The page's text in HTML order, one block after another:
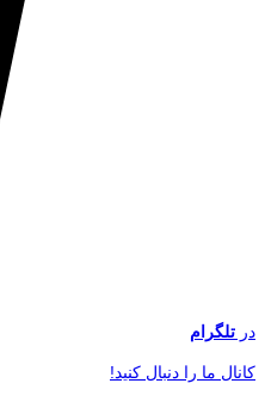
در تلگرام
کانال ما را دنبال کنید!